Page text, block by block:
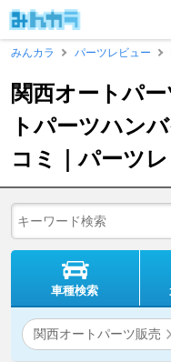
みんカラ
パーツレビュー
関西オートパ
トパーツハン
コミ｜パーツ
車種検索
関西オートパーツ販売